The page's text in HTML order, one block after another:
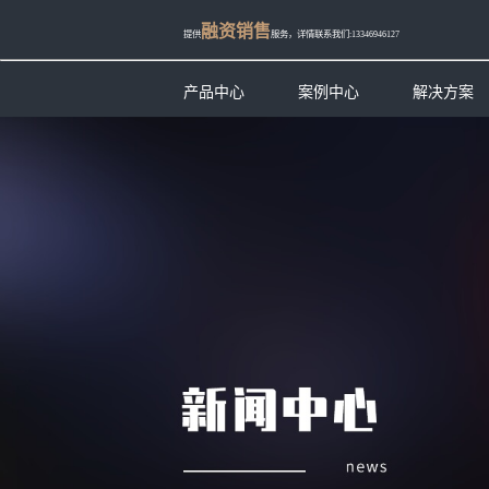
提供融资销售服务，详情联系我们:13346946127
产品中心 案例中心 解决方案